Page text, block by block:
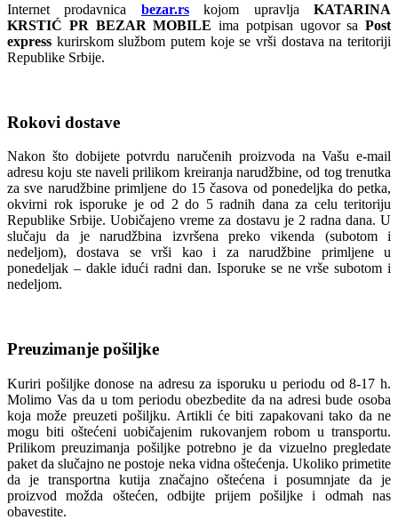
Internet prodavnica bezar.rskojom upravljaKATARINA
KRSTIĆ PR BEZAR MOBILE ima potpisan ugovor sa Post
express kurirskom službom putem koje se vrši dostava na teritoriji
Republike Srbije.
Rokovi dostave
Nakon što dobijete potvrdu naručenih proizvoda na Vašu e-mail
adresu koju ste naveli prilikom kreiranja narudžbine, od tog trenutka
za sve narudžbine primljene do 15 časova od ponedeljka do petka,
okvirni rok isporuke je od 2 do 5 radnih dana za celu teritoriju
Republike Srbije. Uobičajeno vreme za dostavu je 2 radna dana. U
slučaju da je narudžbina izvršena preko vikenda (subotom i
nedeljom), dostava se vrši kao i za narudžbine primljene u
ponedeljak – dakle idući radni dan. Isporuke se ne vrše subotom i
nedeljom.
Preuzimanje pošiljke
Kuriri pošiljke donose na adresu za isporuku u periodu od 8-17 h.
Molimo Vas da u tom periodu obezbedite da na adresi bude osoba
koja može preuzeti pošiljku. Artikli će biti zapakovani tako da ne
mogu biti oštećeni uobičajenim rukovanjem robom u transportu.
Prilikom preuzimanja pošiljke potrebno je da vizuelno pregledate
paket da slučajno ne postoje neka vidna oštećenja. Ukoliko primetite
da je transportna kutija značajno oštećena i posumnjate da je
proizvod možda oštećen, odbijte prijem pošiljke i odmah nas
obavestite.